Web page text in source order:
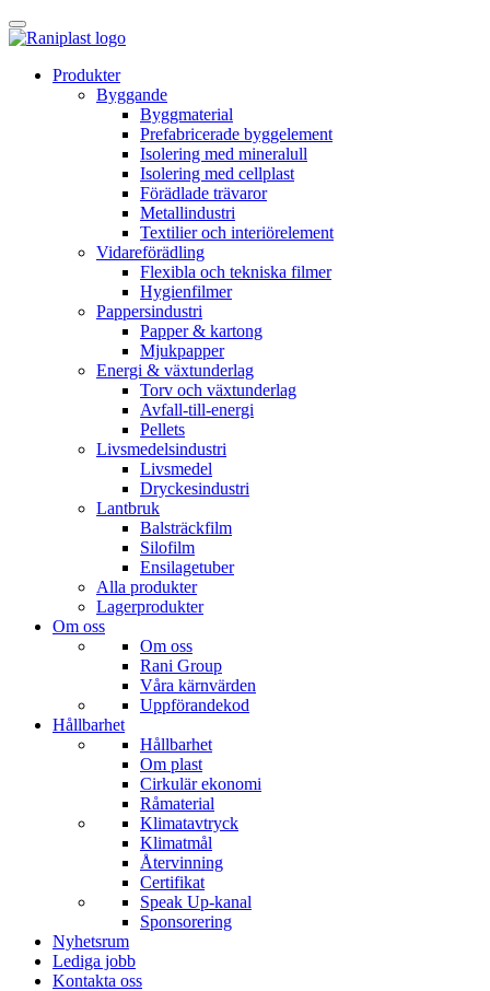
Skip
to
Produkter
Byggande
Byggmaterial
Prefabricerade byggelement
Isolering med mineralull
Isolering med cellplast
Förädlade trävaror
Metallindustri
Textilier och interiörelement
Vidareförädling
Flexibla och tekniska filmer
Hygienfilmer
Pappersindustri
Papper & kartong
Mjukpapper
Energi & växtunderlag
Torv och växtunderlag
Avfall-till-energi
Pellets
Livsmedelsindustri
Livsmedel
Dryckesindustri
Lantbruk
Balsträckfilm
Silofilm
Ensilagetuber
Alla produkter
Lagerprodukter
Om oss
Om oss
Rani Group
Våra kärnvärden
Uppförandekod
Hållbarhet
Hållbarhet
Om plast
Cirkulär ekonomi
Råmaterial
Klimatavtryck
Klimatmål
Återvinning
Certifikat
Speak Up-kanal
Sponsorering
Nyhetsrum
Lediga jobb
Kontakta oss